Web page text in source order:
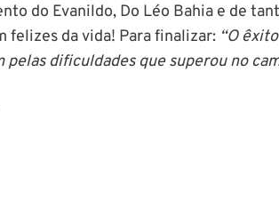
do Evanildo, Do Léo Bahia e de
felizes da vida! Para finalizar: “O
pelas dificuldades que superou no